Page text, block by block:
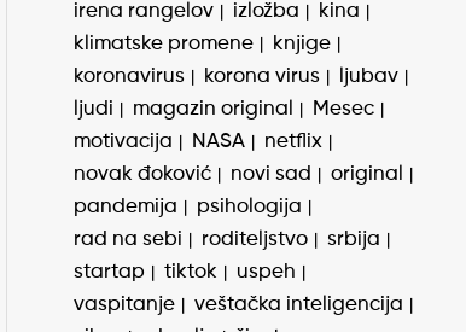
irena rangelov
izložba
kina
klimatske promene
knjige
koronavirus
korona virus
ljubav
ljudi
magazin original
Mesec
motivacija
NASA
netflix
novak đoković
novi sad
original
pandemija
psihologija
rad na sebi
roditeljstvo
srbija
startap
tiktok
uspeh
vaspitanje
veštačka inteligencija